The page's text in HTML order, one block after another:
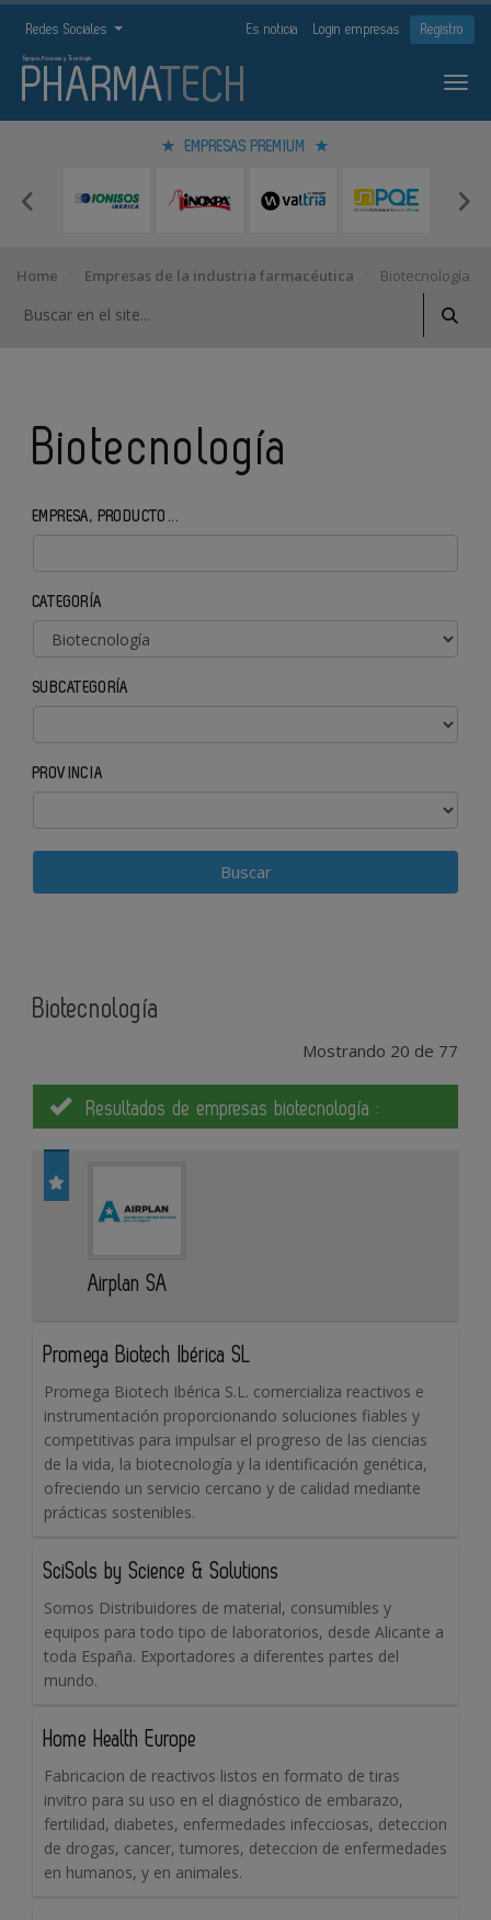
Redes Sociales Es noticia Login empresas Registro
EMPRESAS PREMIUM
Home Empresas de la industria farmacéutica Biotecnología
Biotecnología
EMPRESA, PRODUCTO...
CATEGORÍA
SUBCATEGORÍA
PROVINCIA
Biotecnología
Mostrando 20 de 77
Resultados de empresas biotecnología :
Airplan SA
Promega Biotech Ibérica SL
Promega Biotech Ibérica S.L. comercializa reactivos e
instrumentación proporcionando soluciones fiables y
competitivas para impulsar el progreso de las ciencias
de la vida, la biotecnología y la identificación genética,
ofreciendo un servicio cercano y de calidad mediante
prácticas sostenibles.
SciSols by Science & Solutions
Somos Distribuidores de material, consumibles y
equipos para todo tipo de laboratorios, desde Alicante a
toda España. Exportadores a diferentes partes del
mundo.
Home Health Europe
Fabricacion de reactivos listos en formato de tiras
invitro para su uso en el diagnóstico de embarazo,
fertilidad, diabetes, enfermedades infecciosas, deteccion
de drogas, cancer, tumores, deteccion de enfermedades
en humanos, y en animales.